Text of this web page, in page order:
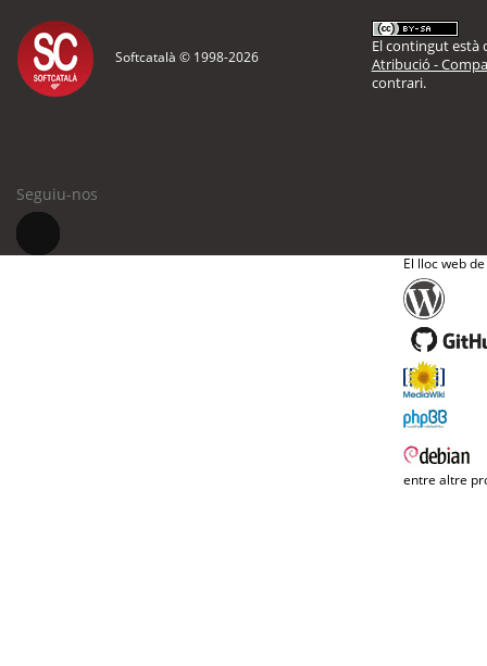
Softcatalà © 1998-2026
El contingut està
Atribució -
contrari.
Seguiu-nos
El lloc web
entre altre